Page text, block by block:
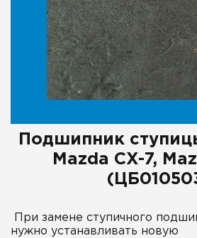
Подшипник
Mazda CX-7,
При замене ступичного
нужно устанавливать новую